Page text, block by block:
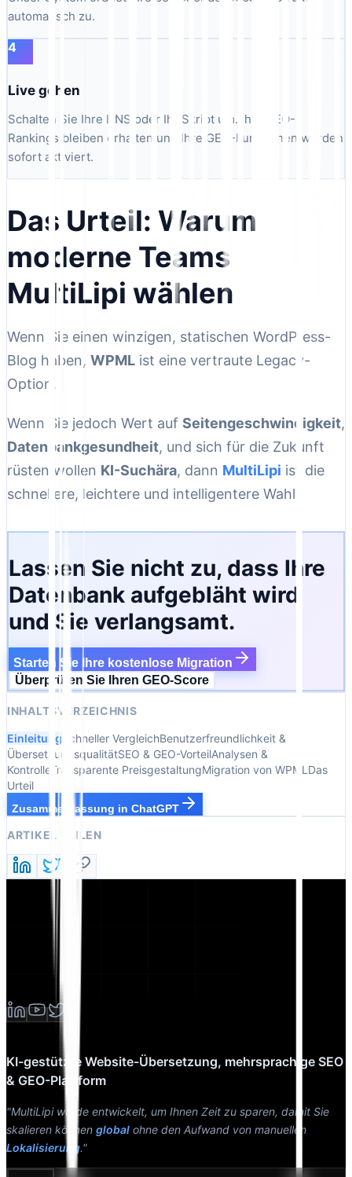
automatisch zu.
4
Live gehen
Schalten Sie Ihre DNS oder Ihr Skript um. Ihre SEO-
Rankings bleiben erhalten und Ihre GEO-Funktionen werden
sofort aktiviert.
Das Urteil: Warum
moderne Teams
MultiLipi wählen
Wenn Sie einen winzigen, statischen WordPress-
Blog haben, WPML ist eine vertraute Legacy-
Option.
Wenn Sie jedoch Wert auf Seitengeschwindigkeit,
Datenbankgesundheit, und sich für die Zukunft
rüsten wollen KI-Suchära, dann MultiLipi ist die
schnellere, leichtere und intelligentere Wahl.
Lassen Sie nicht zu, dass Ihre
Datenbank aufgebläht wird
und Sie verlangsamt.
Starten Sie Ihre kostenlose Migration
Überprüfen Sie Ihren GEO-Score
INHALTSVERZEICHNIS
Einleitung Schneller VergleichBenutzerfreundlichkeit &
ÜbersetzungsqualitätSEO & GEO-VorteilAnalysen &
Kontrolle Transparente PreisgestaltungMigration von WPML Das
Urteil
Zusammenfassung in ChatGPT
ARTIKEL TEILEN
KI-gestützte Website-Übersetzung, mehrsprachige SEO
& GEO-Plattform
"MultiLipi wurde entwickelt, um Ihnen Zeit zu sparen, damit Sie
skalieren können global ohne den Aufwand von manuellen
Lokalisierung."